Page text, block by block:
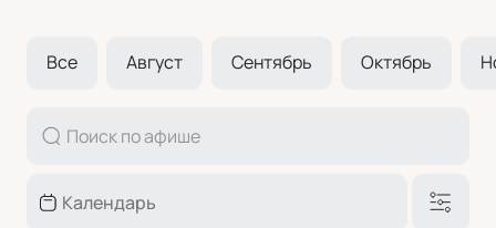
Все Август Сентябрь Октябрь